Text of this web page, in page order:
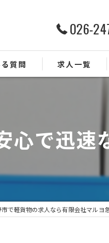
026-
質問 求人一覧
心で迅速
で軽貨物の求人なら有限会社マルヨ